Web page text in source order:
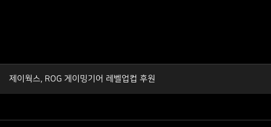
제이웍스, ROG 게이밍기어 레벨업컵 후원